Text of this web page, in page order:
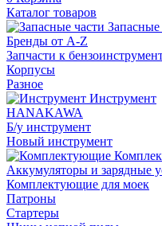
Каталог товаров
Запасные
Бренды от A-Z
Запчасти к
Корпусы
Разное
Инструмент
HANAKAWA
Б/у инструмент
Новый инструмент
Аккумуляторы и зарядные
Комплектующие для моек
Патроны
Стартеры